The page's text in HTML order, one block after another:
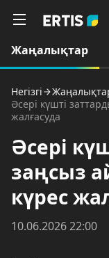
Жаңалықтар
Негізгі
Әсері күшті
жалғасуда
Әсері
заңсыз
күрес
10.06.2026 22:00